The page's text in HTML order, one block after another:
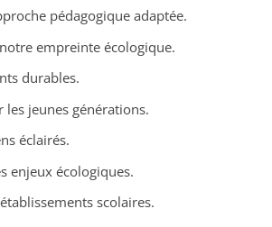
pédagogique adaptée.
empreinte écologique.
durables.
jeunes générations.
éclairés.
enjeux écologiques.
scolaires.